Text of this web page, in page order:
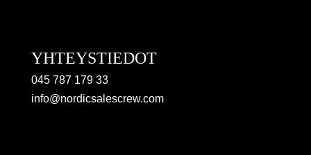
YHTEYSTIEDOT
045 787 179 33
info@nordicsalescrew.com